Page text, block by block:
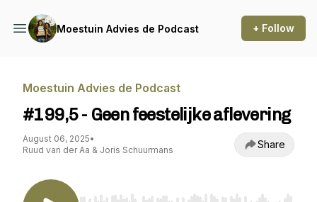
Moestuin Advies de Podcast + Follow
Moestuin Advies de Podcast
#199,5 - Geen feestelijke aflevering
August 06, 2025•
Ruud van der Aa & Joris Schuurmans
Share